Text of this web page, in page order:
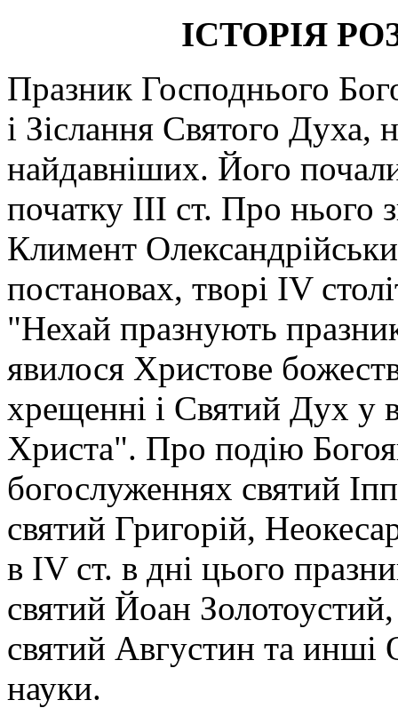
ІСТОРІЯ
Празник Господнього
і Зіслання Святого Духа,
найдавніших. Його
початку III ст. Про нього
Климент
постановах, творі IV
"Нехай празнують
явилося Христове
хрещенні і Святий Дух у
Христа". Про подію
богослуженнях святий
святий Григорій,
в IV ст. в дні цього
святий Йоан
святий Августин та инші
науки.